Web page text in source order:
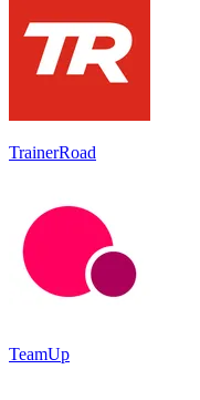
TrainerRoad
TeamUp